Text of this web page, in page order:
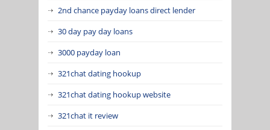
2nd chance payday loans direct lender
30 day pay day loans
3000 payday loan
321chat dating hookup
321chat dating hookup website
321chat it review